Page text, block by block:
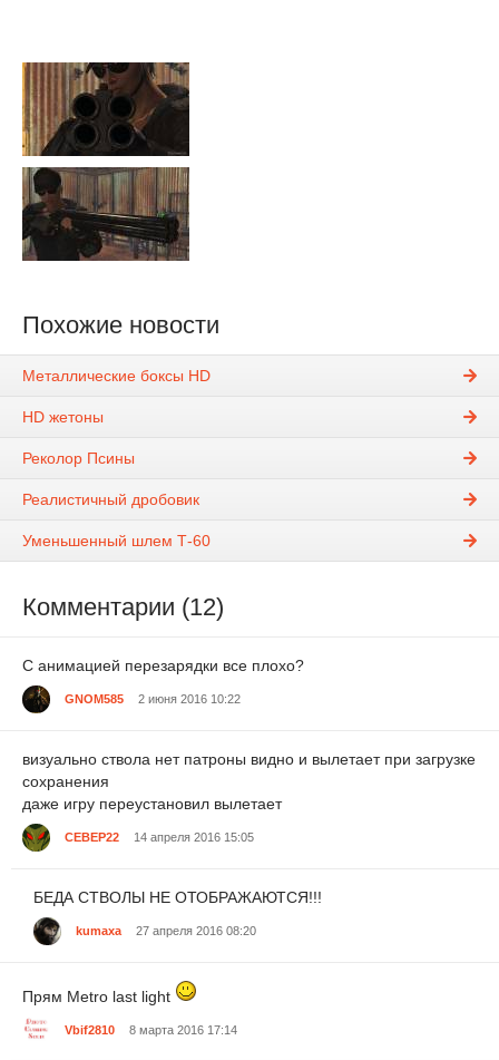
Похожие новости
Металлические боксы HD
HD жетоны
Реколор Псины
Реалистичный дробовик
Уменьшенный шлем Т-60
Комментарии (12)
С анимацией перезарядки все плохо?
GNOM585 2 июня 2016 10:22
визуально ствола нет патроны видно и вылетает при загрузке
сохранения
даже игру переустановил вылетает
CEBEP22 14 апреля 2016 15:05
БЕДА СТВОЛЫ НЕ ОТОБРАЖАЮТСЯ!!!
kumaxa 27 апреля 2016 08:20
Прям Metro last light
Vbif2810 8 марта 2016 17:14